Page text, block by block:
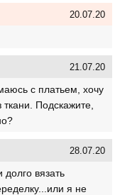
20.07.20
21.07.20
с платьем, хочу
Подскажите,
28.07.20
вязать
я не